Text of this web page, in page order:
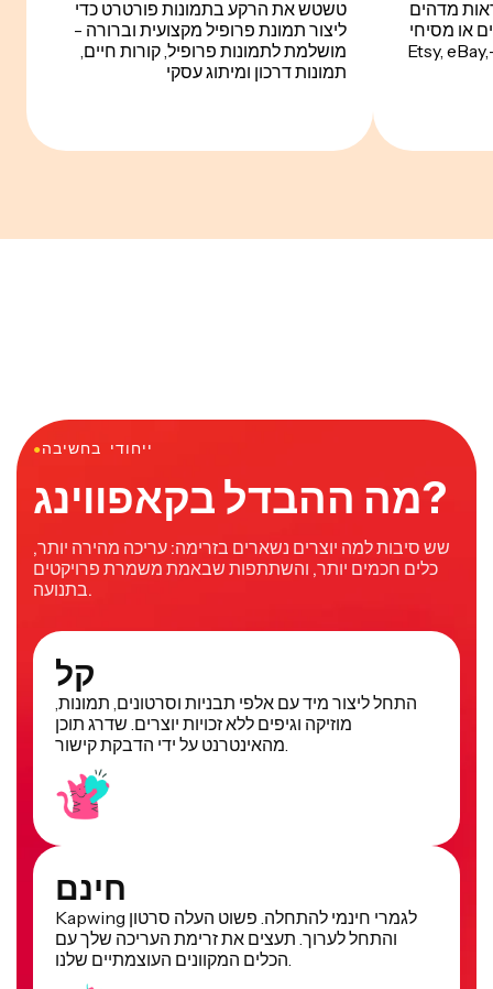
טשטש את הרקע בתמונות פורטרט כדי
ליצור תמונת פרופיל מקצועית וברורה -
מושלמת לתמונות פרופיל, קורות חיים,
תמונות דרכון ומיתוג עסקי
מדהים
או מסיחי
דעת בעת העלאה למכירה ב-Etsy, eBay,
●ייחודי בחשיבה
מה ההבדל בקאפווינג?
שש סיבות למה יוצרים נשארים בזרימה: עריכה מהירה יותר,
כלים חכמים יותר, והשתתפות שבאמת משמרת פרויקטים
בתנועה.
קל
התחל ליצור מיד עם אלפי תבניות וסרטונים, תמונות,
מוזיקה וגיפים ללא זכויות יוצרים. שדרג תוכן
מהאינטרנט על ידי הדבקת קישור.
חינם
Kapwing לגמרי חינמי להתחלה. פשוט העלה סרטון
והתחל לערוך. תעצים את זרימת העריכה שלך עם
הכלים המקוונים העוצמתיים שלנו.